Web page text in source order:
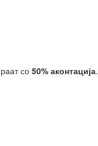
со 50% аконтација.